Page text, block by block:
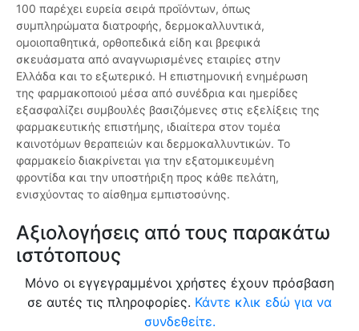
100 παρέχει ευρεία σειρά προϊόντων, όπως
συμπληρώματα διατροφής, δερμοκαλλυντικά,
ομοιοπαθητικά, ορθοπεδικά είδη και βρεφικά
σκευάσματα από αναγνωρισμένες εταιρίες στην
Ελλάδα και το εξωτερικό. Η επιστημονική ενημέρωση
της φαρμακοποιού μέσα από συνέδρια και ημερίδες
εξασφαλίζει συμβουλές βασιζόμενες στις εξελίξεις της
φαρμακευτικής επιστήμης, ιδιαίτερα στον τομέα
καινοτόμων θεραπειών και δερμοκαλλυντικών. Το
φαρμακείο διακρίνεται για την εξατομικευμένη
φροντίδα και την υποστήριξη προς κάθε πελάτη,
ενισχύοντας το αίσθημα εμπιστοσύνης.
Αξιολογήσεις από τους παρακάτω
ιστότοπους
Μόνο οι εγγεγραμμένοι χρήστες έχουν πρόσβαση
σε αυτές τις πληροφορίες. Κάντε κλικ εδώ για να
συνδεθείτε.